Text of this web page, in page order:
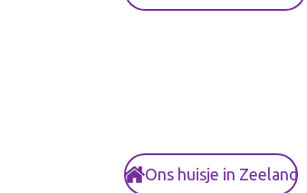
Ons huisje in Zeeland